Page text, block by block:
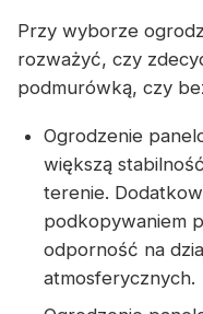
Przy wyborze
rozważyć, czy
podmurówką, czy
Ogrodzenie
większą
terenie.
podkopywaniem
odporność na
atmosferycznych.